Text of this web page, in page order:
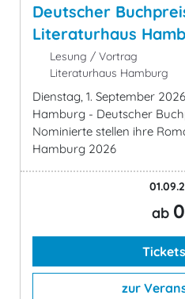
Deutscher
Literaturhaus
Lesung / Vortrag
Literaturhaus Hamburg
Dienstag, 1. September
Hamburg - Deutscher
Nominierte stellen ihre
Hamburg 2026
ab
zur